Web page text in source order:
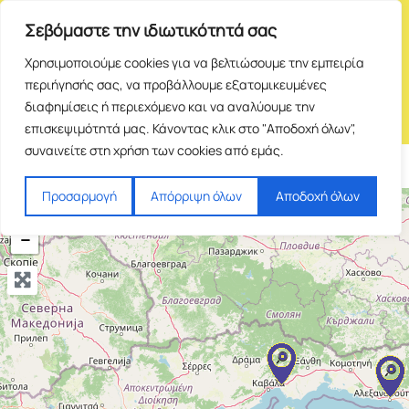
Σεβόμαστε την ιδιωτικότητά σας
Χρησιμοποιούμε cookies για να βελτιώσουμε την εμπειρία
περιήγησής σας, να προβάλλουμε εξατομικευμένες
διαφημίσεις ή περιεχόμενο και να αναλύουμε την
επισκεψιμότητά μας. Κάνοντας κλικ στο "Αποδοχή όλων",
συναινείτε στη χρήση των cookies από εμάς.
Προσαρμογή Απόρριψη όλων Αποδοχή όλων
+
−